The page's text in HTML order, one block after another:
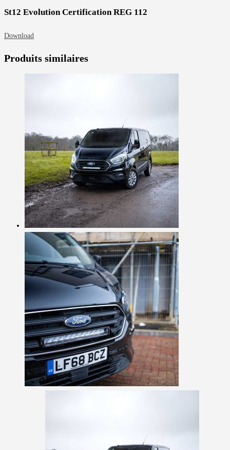
St12 Evolution Certification REG 112
Download
Produits similaires